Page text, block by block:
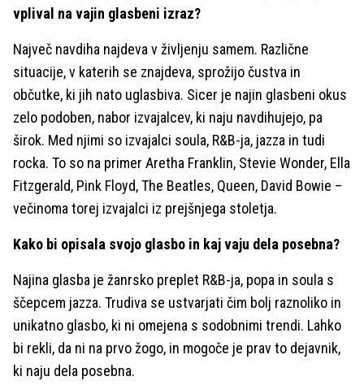
vplival na vajin glasbeni izraz?
Največ navdiha najdeva v življenju samem. Različne
situacije, v katerih se znajdeva, sprožijo čustva in
občutke, ki jih nato uglasbiva. Sicer je najin glasbeni okus
zelo podoben, nabor izvajalcev, ki naju navdihujejo, pa
širok. Med njimi so izvajalci soula, R&B-ja, jazza in tudi
rocka. To so na primer Aretha Franklin, Stevie Wonder, Ella
Fitzgerald, Pink Floyd, The Beatles, Queen, David Bowie –
večinoma torej izvajalci iz prejšnjega stoletja.
Kako bi opisala svojo glasbo in kaj vaju dela posebna?
Najina glasba je žanrsko preplet R&B-ja, popa in soula s
ščepcem jazza. Trudiva se ustvarjati čim bolj raznoliko in
unikatno glasbo, ki ni omejena s sodobnimi trendi. Lahko
bi rekli, da ni na prvo žogo, in mogoče je prav to dejavnik,
ki naju dela posebna.